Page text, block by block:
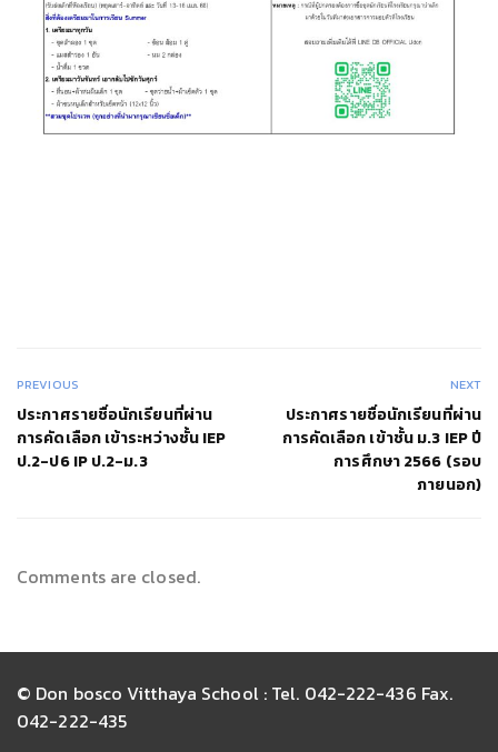
PREVIOUS
ประกาศรายชื่อนักเรียนที่ผ่าน
การคัดเลือก เข้าระหว่างชั้น IEP
ป.2-ป6 IP ป.2-ม.3
NEXT
ประกาศรายชื่อนักเรียนที่ผ่าน
การคัดเลือก เข้าชั้น ม.3 IEP ปี
การศึกษา 2566 (รอบ
ภายนอก)
Comments are closed.
© Don bosco Vitthaya School : Tel. 042-222-436 Fax.
042-222-435